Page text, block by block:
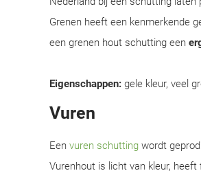
Grenen heeft een kenmerkende
een grenen hout schutting een
Eigenschappen: gele kleur, veel
Vuren
Een vuren schutting wordt
Vurenhout is licht van kleur,